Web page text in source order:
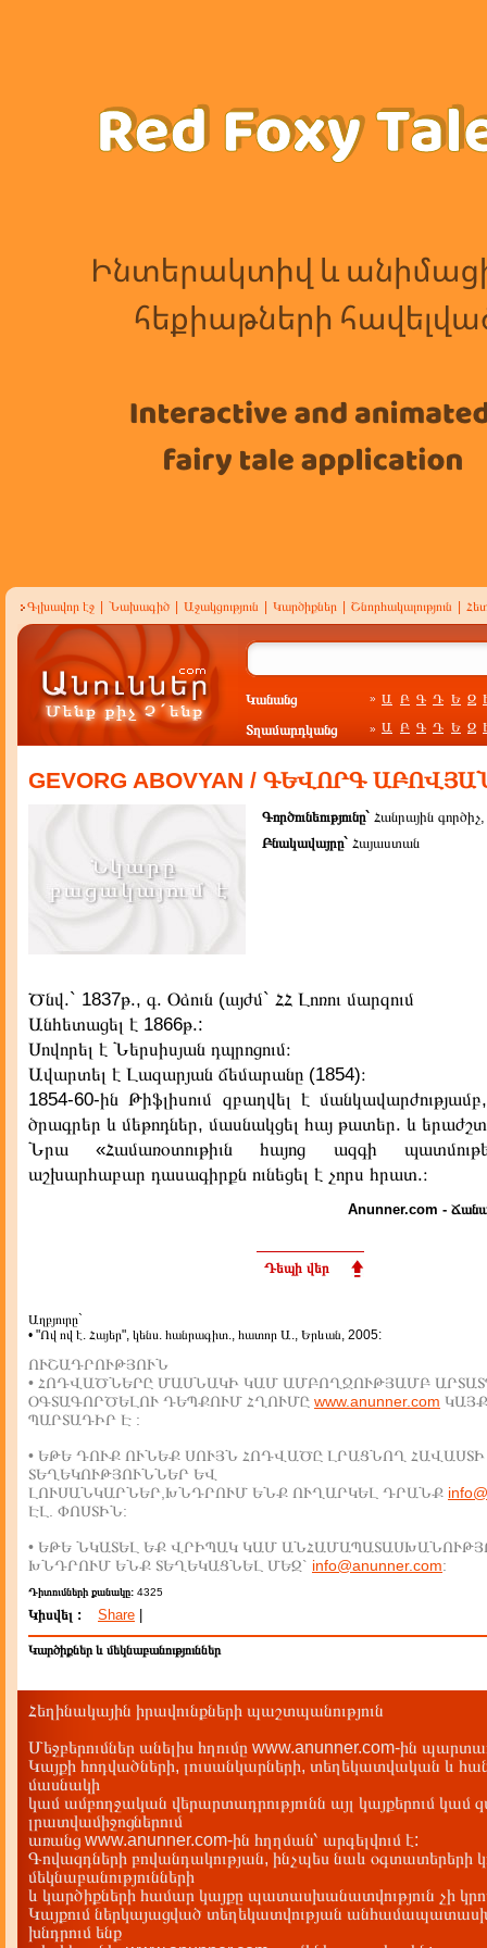
Գլխավոր էջ Նախագիծ Աջակցություն Կարծիքներ Շնորհակալություն
Կանանց » Ա Բ Գ Դ Ե Զ
Տղամարդկանց » Ա Բ Գ Դ Ե Զ
GEVORG ABOVYAN / ԳԵՎՈՐԳ
Գործունեությունը` Հանրային
Բնակավայրը` Հայաստան
Ծնվ.` 1837թ., գ. Օձուն (այժմ` ՀՀ Լոռու մարզում
Անհետացել է 1866թ.:
Սովորել է Ներսիսյան դպրոցում։
Ավարտել է Լազարյան ճեմարանը (1854)։
1854-60-ին Թիֆլիսում զբաղվել է
ծրագրեր և մեթոդներ, մասնակցել հայ թատեր. և
Նրա «Համառօտութիւն հայոց ազգի
աշխարհաբար դասագիրքն ունեցել է չորս հրատ.։
Anunner.com -
Դեպի վեր
Աղբյուրը`
• "Ով ով է. Հայեր", կենս. հանրագիտ., հատոր Ա., Երևան, 2005:
ՈՒՇԱԴՐՈՒԹՅՈՒՆ
• ՀՈԴՎԱԾՆԵՐԸ ՄԱՍՆԱԿԻ ԿԱՄ ԱՄԲՈՂՋՈՒԹՅԱՄԲ
ՕԳՏԱԳՈՐԾԵԼՈՒ ԴԵՊՔՈՒՄ ՀՂՈՒՄԸ www.anunner.com
ՊԱՐՏԱԴԻՐ Է :
• ԵԹԵ ԴՈՒՔ ՈՒՆԵՔ ՍՈՒՅՆ ՀՈԴՎԱԾԸ ԼՐԱՑՆՈՂ ՀԱՎԱՍՏԻ
ՏԵՂԵԿՈՒԹՅՈՒՆՆԵՐ ԵՎ
ԼՈՒՍԱՆԿԱՐՆԵՐ,ԽՆԴՐՈՒՄ ԵՆՔ ՈՒՂԱՐԿԵԼ ԴՐԱՆՔ
ԷԼ. ՓՈՍՏԻՆ:
• ԵԹԵ ՆԿԱՏԵԼ ԵՔ ՎՐԻՊԱԿ ԿԱՄ
ԽՆԴՐՈՒՄ ԵՆՔ ՏԵՂԵԿԱՑՆԵԼ ՄԵԶ` info@anunner.com:
Դիտումների քանակը: 4325
Կիսվել : Share
Կարծիքներ և մեկնաբանություններ
Հեղինակային իրավունքների պաշտպանություն
Մեջբերումներ անելիս հղումը www.anunner.com-ին
Կայքի հոդվածների, լուսանկարների, տեղեկատվական և
մասնակի
կամ ամբողջական վերարտադրությունն այլ կայքերում կամ
լրատվամիջոցներում
առանց www.anunner.com-ին հղղման՝ արգելվում է:
Գովազդների բովանդակության, ինչպես նաև օգտատերերի
մեկնաբանությունների
և կարծիքների համար կայքը պատասխանատվություն չի
Կայքում ներկայացված տեղեկատվության
խնդրում ենք